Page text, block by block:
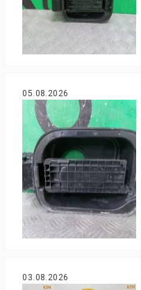
05.08.2026
03.08.2026